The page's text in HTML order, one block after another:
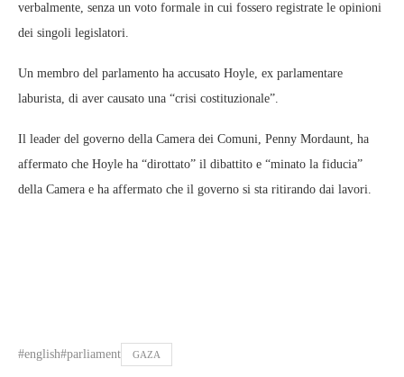
verbalmente, senza un voto formale in cui fossero registrate le opinioni
dei singoli legislatori.
Un membro del parlamento ha accusato Hoyle, ex parlamentare
laburista, di aver causato una “crisi costituzionale”.
Il leader del governo della Camera dei Comuni, Penny Mordaunt, ha
affermato che Hoyle ha “dirottato” il dibattito e “minato la fiducia”
della Camera e ha affermato che il governo si sta ritirando dai lavori.
#english#parliament GAZA